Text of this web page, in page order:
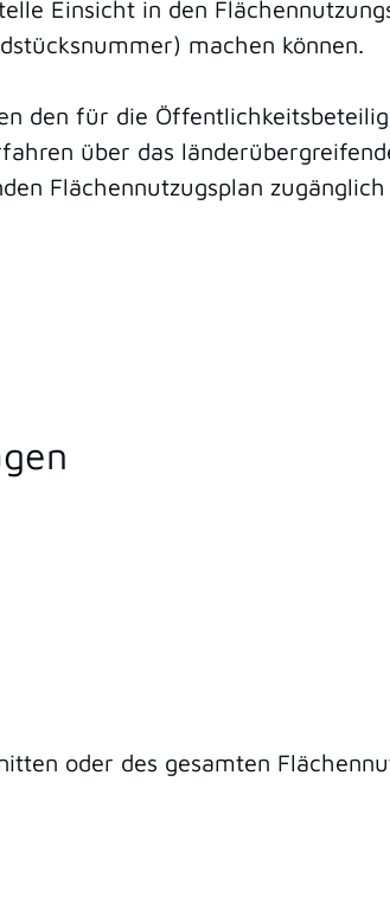
Einsicht in den
machen können.
den für die
über das
Flächennutzugsplan
oder des gesamten